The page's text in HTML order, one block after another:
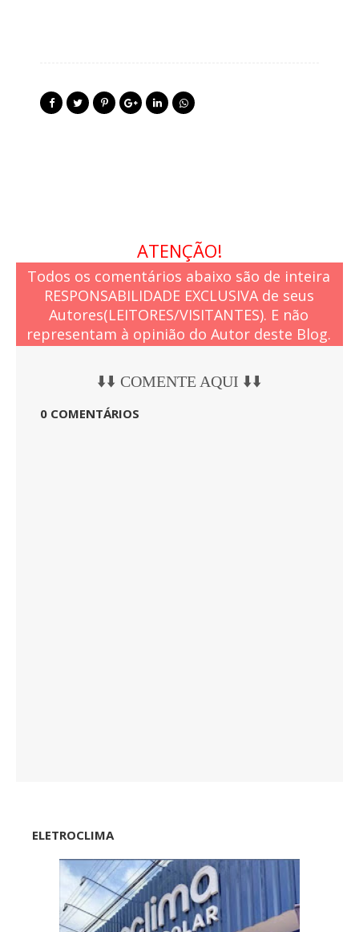
ATENÇÃO!
Todos os comentários abaixo são de inteira
RESPONSABILIDADE EXCLUSIVA de seus
Autores(LEITORES/VISITANTES). E não
representam à opinião do Autor deste Blog.
⬇️⬇️ COMENTE AQUI ⬇️⬇️
0 COMENTÁRIOS
ELETROCLIMA